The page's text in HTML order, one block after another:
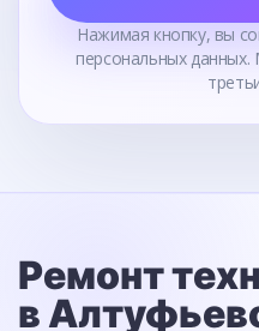
Нажимая кнопку, вы
персональных
Ремонт
в